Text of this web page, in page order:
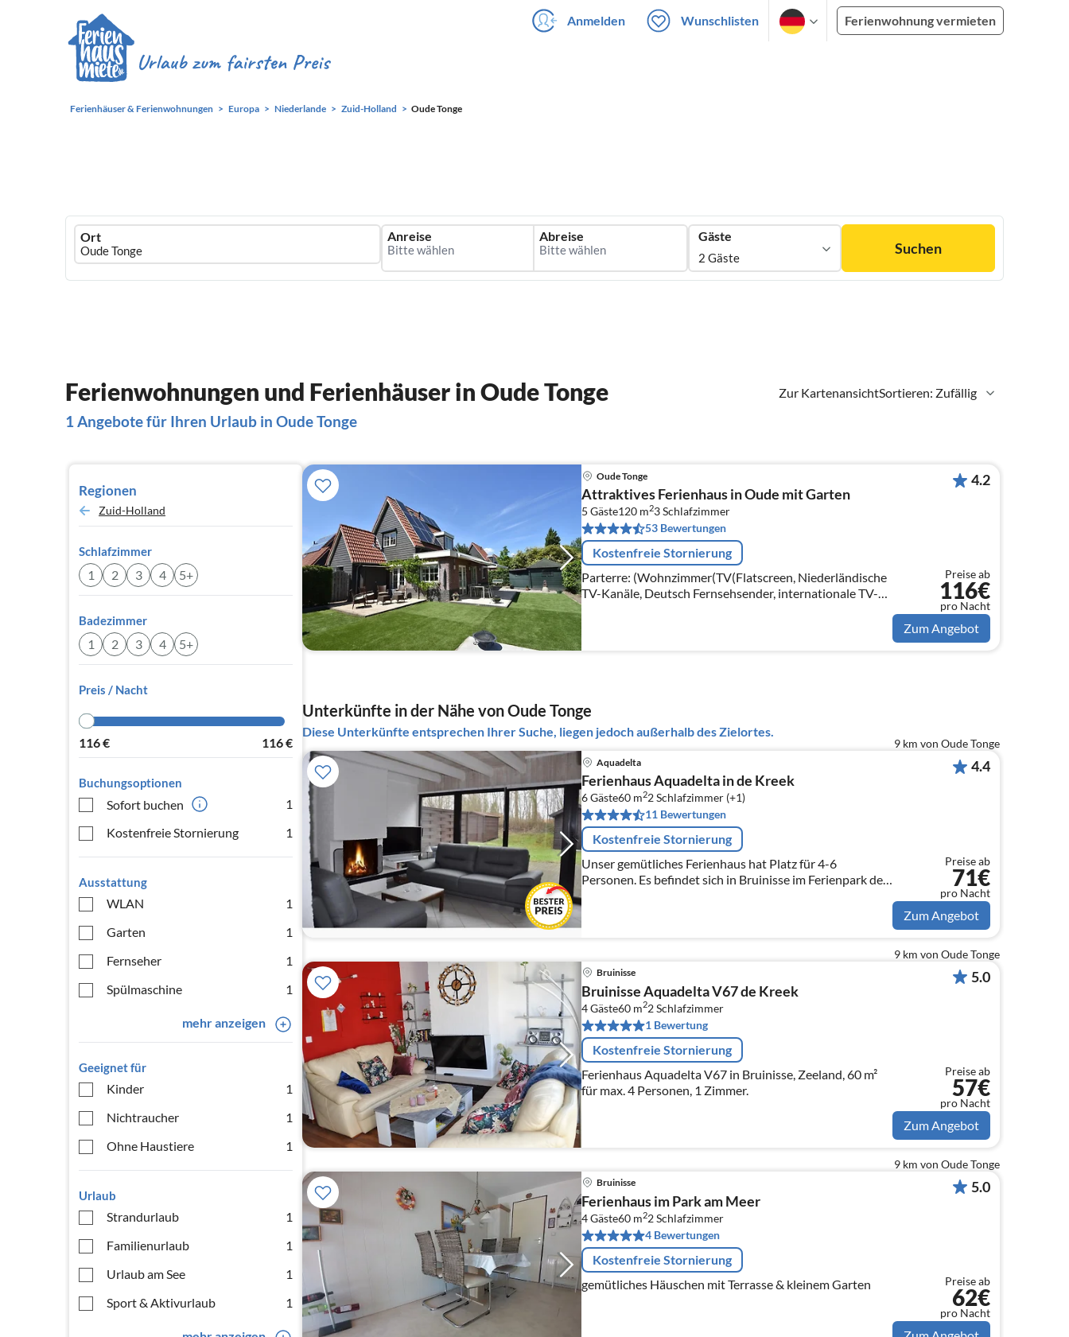
Anmelden Wunschlisten Ferienwohnung vermieten
Ferienhäuser & Ferienwohnungen Europa Niederlande Zuid-Holland Oude Tonge
Ferienhausmiete
logo
Ort Anreise Abreise Gäste
2 Gäste
Suchen
Zur KartenansichtSortieren: Zufällig
Ferienwohnungen und Ferienhäuser in Oude Tonge
1 Angebote für Ihren Urlaub in Oude Tonge
Regionen
Zuid-Holland
Schlafzimmer
1 2 3 4 5+
Badezimmer
1 2 3 4 5+
Preis / Nacht
116€ 116€
Buchungsoptionen
Sofort buchen
1
Kostenfreie Stornierung
1
Ausstattung
WLAN
1
Garten
1
Fernseher
1
Spülmaschine
1
mehr anzeigen
Geeignet für
Kinder
1
Nichtraucher
1
Ohne Haustiere
1
Urlaub
Strandurlaub
1
Familienurlaub
1
Urlaub am See
1
Sport & Aktivurlaub
1
Oude Tonge
Attraktives Ferienhaus in Oude mit Garten
5 Gäste120 m23Schlafzimmer
53 Bewertungen
Kostenfreie Stornierung
Parterre: (Wohnzimmer(TV(Flatscreen, Niederländische
TV-Kanäle, Deutsch Fernsehsender, internationale TV-
Kanäle), Sitzecke, Gasofen, Gesellschaftsspiele)
4.2
Preise ab
116€
pro Nacht
Zum Angebot
Unterkünfte in der Nähe von Oude Tonge
Diese Unterkünfte entsprechen Ihrer Suche, liegen jedoch außerhalb des Zielortes.
9 km von Oude Tonge
Aquadelta
Ferienhaus Aquadelta in de Kreek
6 Gäste60 m22Schlafzimmer (+1)
11 Bewertungen
Kostenfreie Stornierung
Unser gemütliches Ferienhaus hat Platz für 4-6
Personen. Es befindet sich in Bruinisse im Ferienpark de
Kreek, direkt am Grevelingenmeer.
4.4
Preise ab
71€
pro Nacht
Zum Angebot
9 km von Oude Tonge
Bruinisse
Bruinisse Aquadelta V67 de Kreek
4 Gäste60 m22Schlafzimmer
1 Bewertung
Kostenfreie Stornierung
Ferienhaus Aquadelta V67 in Bruinisse, Zeeland, 60 m²
für max. 4 Personen, 1 Zimmer.
5.0
Preise ab
57€
pro Nacht
Zum Angebot
9 km von Oude Tonge
Bruinisse
Ferienhaus im Park am Meer
4 Gäste60 m22Schlafzimmer
4 Bewertungen
Kostenfreie Stornierung
gemütliches Häuschen mit Terrasse & kleinem Garten
5.0
Preise ab
62€
pro Nacht